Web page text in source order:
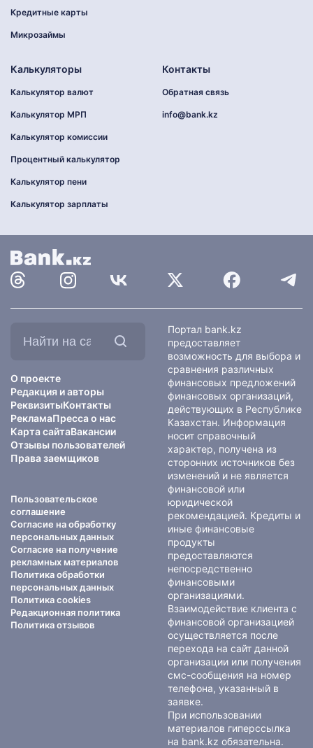
Кредитные карты
Микрозаймы
Калькуляторы
Калькулятор валют
Калькулятор МРП
Калькулятор комиссии
Процентный калькулятор
Калькулятор пени
Калькулятор зарплаты
Контакты
Обратная связь
info@bank.kz
О проекте
Редакция и авторы
РеквизитыКонтакты
РекламаПресса о нас
Карта сайтаВакансии
Отзывы пользователей
Права заемщиков
Пользовательское
соглашение
Согласие на обработку
персональных данных
Согласие на получение
рекламных материалов
Политика обработки
персональных данных
Политика cookies
Редакционная политика
Политика отзывов
Портал bank.kz
предоставляет
возможность для выбора и
сравнения различных
финансовых предложений
финансовых организаций,
действующих в Республике
Казахстан. Информация
носит справочный
характер, получена из
сторонних источников без
изменений и не является
финансовой или
юридической
рекомендацией. Кредиты и
иные финансовые
продукты
предоставляются
непосредственно
финансовыми
организациями.
Взаимодействие клиента с
финансовой организацией
осуществляется после
перехода на сайт данной
организации или получения
смс-сообщения на номер
телефона, указанный в
заявке.
При использовании
материалов гиперссылка
на bank.kz обязательна.